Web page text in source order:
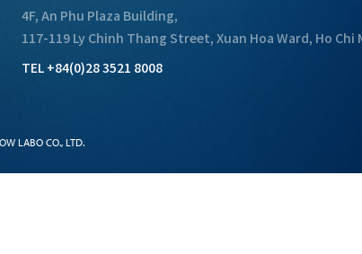
4F, An Phu Plaza Building,
117-119 Ly Chinh Thang Street, Xuan Hoa Ward, Ho
TEL +84(0)28 3521 8008
LABO CO., LTD.